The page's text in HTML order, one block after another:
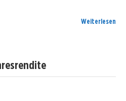
Weiterlesen